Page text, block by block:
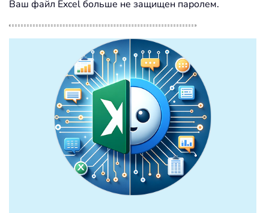
Ваш файл Excel больше не защищен паролем.